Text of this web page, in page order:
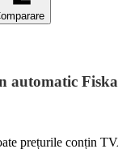
automatic
prețurile conțin